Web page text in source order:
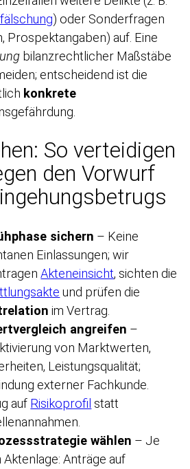
) oder Sonderfragen
Prospektangaben) auf. Eine
bilanzrechtlicher Maßstäbe
entscheidend ist die
konkrete
So verteidigen
den Vorwurf
sichern – Keine
Einlassungen; wir
Akteneinsicht, sichten die
und prüfen die
im Vertrag.
angreifen –
von Marktwerten,
Leistungsqualität;
externer Fachkunde.
auf Risikoprofil statt
wählen – Je
Aktenlage: Anträge auf